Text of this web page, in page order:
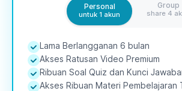
Personal
untuk 1 akun
Group
share 4
Lama Berlangganan 6 bulan
Akses Ratusan Video Premium
Ribuan Soal Quiz dan Kunci
Akses Ribuan Materi Pembelajaran